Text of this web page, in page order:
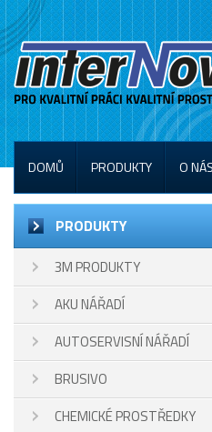
DOMŮ PRODUKTY O NÁS
PRODUKTY
3M PRODUKTY
AKU NÁŘADÍ
AUTOSERVISNÍ NÁŘADÍ
BRUSIVO
CHEMICKÉ PROSTŘEDKY